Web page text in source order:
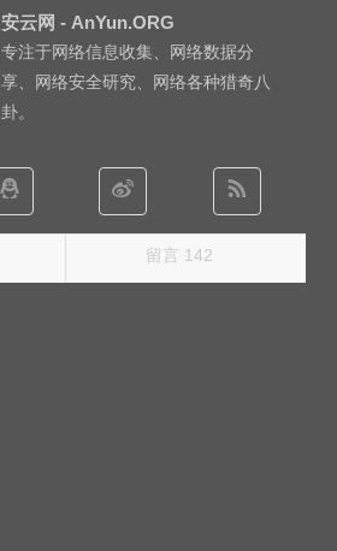
安云网 - AnYun.ORG
专注于网络信息收集、网络数据分
享、网络安全研究、网络各种猎奇八
卦。
留言 142